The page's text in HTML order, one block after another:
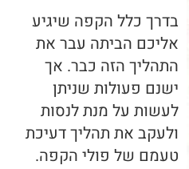
בדרך כלל הקפה שיגיע
אליכם הביתה עבר את
התהליך הזה כבר. אך
ישנם פעולות שניתן
לעשות על מנת לנסות
ולעקב את תהליך דעיכת
טעמם של פולי הקפה.